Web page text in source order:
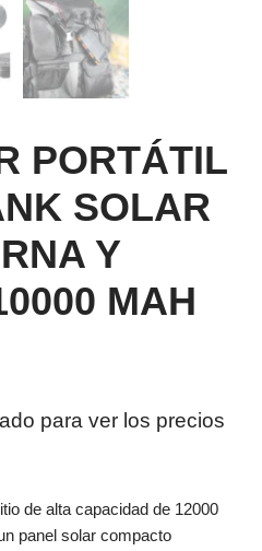
PORTÁTIL
SOLAR
Y
MAH
para ver los precios
de alta capacidad de 12000
panel solar compacto